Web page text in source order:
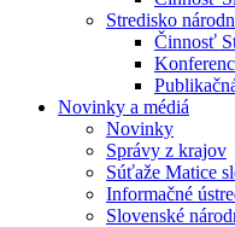
Stredisko
Činnosť
Novinky a médiá
Novinky
Správy z krajov
Súťaže Matice
Informačné
Slovenské